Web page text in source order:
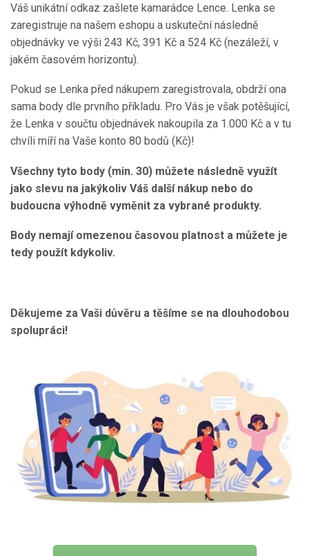
Váš unikátní odkaz zašlete kamarádce Lence. Lenka se
zaregistruje na našem eshopu a uskuteční následně
objednávky ve výši 243 Kč, 391 Kč a 524 Kč (nezáleží, v
jakém časovém horizontu).
Pokud se Lenka před nákupem zaregistrovala, obdrží ona
sama body dle prvního příkladu. Pro Vás je však potěšující,
že Lenka v součtu objednávek nakoupila za 1.000 Kč a v tu
chvíli míří na Vaše konto 80 bodů (Kč)!
Všechny tyto body (min. 30) můžete následně využít
jako slevu na jakýkoliv Váš další nákup nebo do
budoucna výhodně vyměnit za vybrané produkty.
Body nemají omezenou časovou platnost a můžete je
tedy použít kdykoliv.
Děkujeme za Vaši důvěru a těšíme se na dlouhodobou
spolupráci!